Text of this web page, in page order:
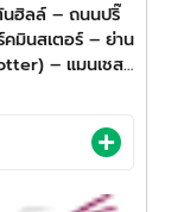
นฮิลล์ – ถนนปริ๊
มินสเตอร์ – ย่าน
– แมนเชส
– อนุสาวรีย์